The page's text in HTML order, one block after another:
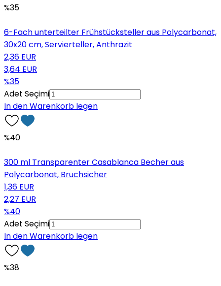
%35
6-Fach unterteilter Frühstücksteller aus Polycarbonat,
30x20 cm, Servierteller, Anthrazit
2,36 EUR
3,64 EUR
%35
Adet Seçimi
In den Warenkorb legen
%40
300 ml Transparenter Casablanca Becher aus
Polycarbonat, Bruchsicher
1,36 EUR
2,27 EUR
%40
Adet Seçimi
In den Warenkorb legen
%38